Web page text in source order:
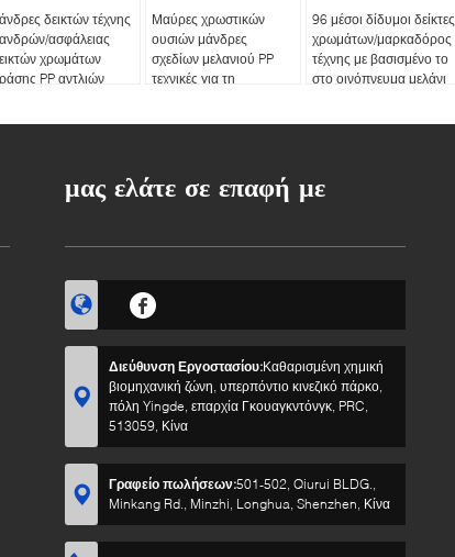
δεικτών τέχνης
ασφάλειας
χρωμάτων
PP αντλιών
Μαύρες χρωστικών
ουσιών μάνδρες
σχεδίων μελανιού PP
τεχνικές για τη
96 μέσοι δίδυμοι δείκτες
χρωμάτων/μαρκαδόρος
τέχνης με βασισμένο το
στο οινόπνευμα μελάνι
μας ελάτε σε επαφή με
Διεύθυνση Εργοστασίου:Καθαρισμένη χημική
βιομηχανική ζώνη, υπερπόντιο κινεζικό πάρκο,
πόλη Yingde, επαρχία Γκουαγκντόνγκ, PRC,
513059, Κίνα
Γραφείο πωλήσεων:501-502, Qiurui BLDG.,
Minkang Rd., Minzhi, Longhua, Shenzhen, Κίνα